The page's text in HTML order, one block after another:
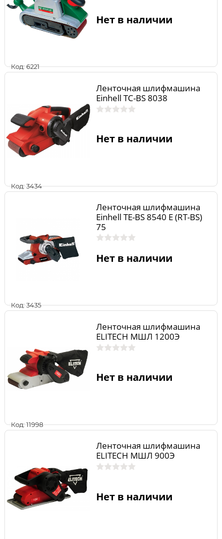
Код: 6221
Нет в наличии
Код: 3434
Ленточная шлифмашина
Einhell TC-BS 8038
Нет в наличии
Код: 3435
Ленточная шлифмашина
Einhell TE-BS 8540 Е (RT-BS)
75
Нет в наличии
Код: 11998
Ленточная шлифмашина
ELITECH МШЛ 1200Э
Нет в наличии
Ленточная шлифмашина
ELITECH МШЛ 900Э
Нет в наличии